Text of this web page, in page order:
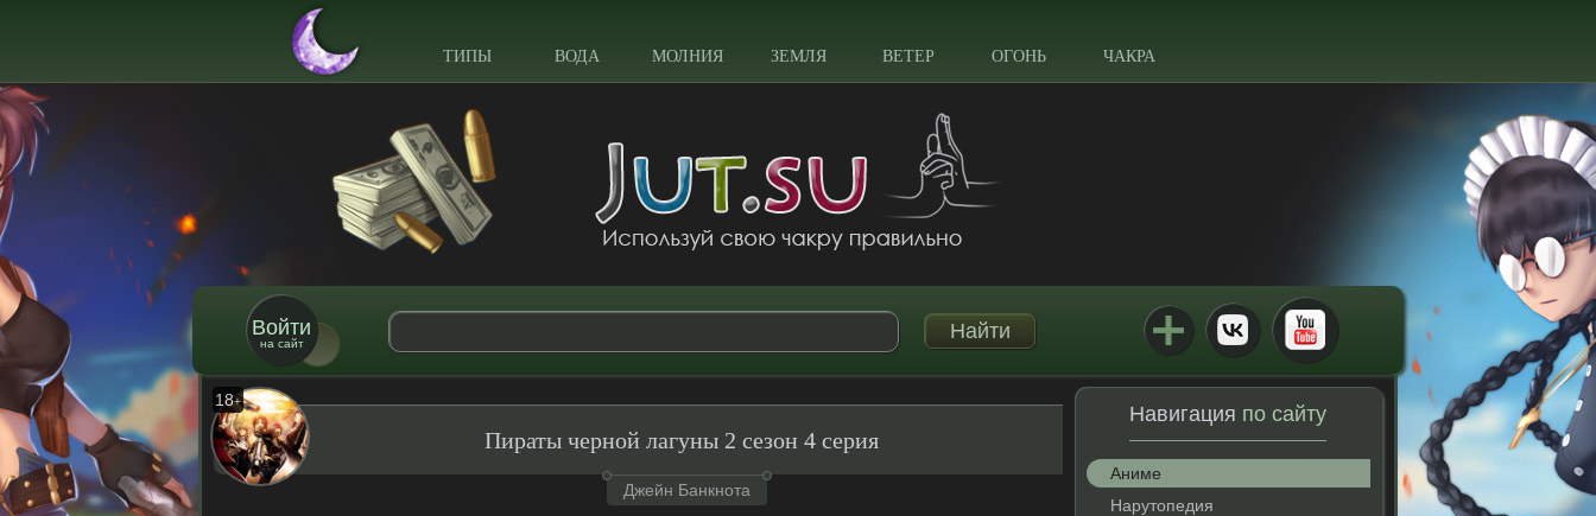
ТИПЫ ВОДА МОЛНИЯ ЗЕМЛЯ ВЕТЕР ОГОНЬ ЧАКРА
Войти
на сайт
18+
Пираты черной лагуны 2 сезон 4 серия
Джейн Банкнота
Навигация по сайту
Аниме
Нарутопедия